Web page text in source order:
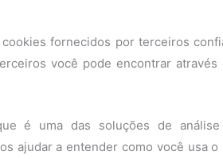
fornecidos por terceiros
você pode encontrar através
é uma das soluções de análise
ajudar a entender como você usa o